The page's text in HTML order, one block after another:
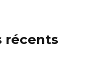
récents